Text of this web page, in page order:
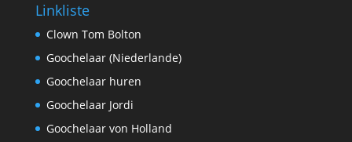
Linkliste
Clown Tom Bolton
Goochelaar (Niederlande)
Goochelaar huren
Goochelaar Jordi
Goochelaar von Holland